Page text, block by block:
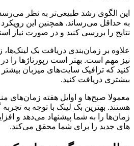
این الگوی رشد طبیعی‌تر به نظر
به حداقل می‌رساند. همچنین این
نتایج را بررسی کنید و در صورت نیاز
علاوه بر زمان‌بندی دریافت بک لینک‌ها،
نیز مهم است. بهتر است رپورتاژها را
کنید که ترافیک سایت‌های میزبان بیشتر
بیشتری دریافت کنید.
معمولا صبح‌ها و اوایل هفته زمان‌های
هستند. بهترین بک لینک با توجه به
زمان‌ها را به شما پیشنهاد می‌دهد و
های جدید را برای شما محقق می‌کند.